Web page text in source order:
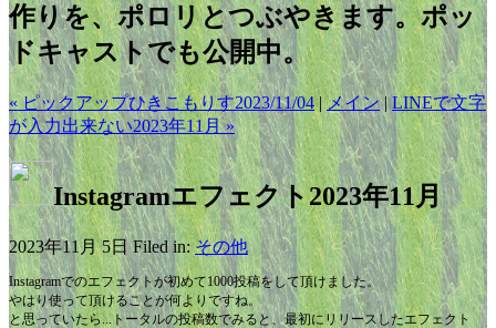
作りを、ポロリとつぶやきます。ポッ
ドキャストでも公開中。
« ピックアップひきこもりす2023/11/04|メイン|LINEで文字
が入力出来ない2023年11月 »
Instagramエフェクト2023年11月
2023年11月 5日 Filed in:その他
Instagramでのエフェクトが初めて1000投稿をして頂けました。
やはり使って頂けることが何よりですね。
と思っていたら...トータルの投稿数でみると、最初にリリースしたエフェクト